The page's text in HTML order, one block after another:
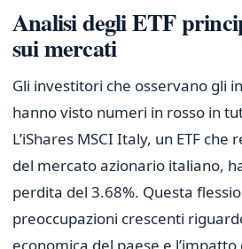
Analisi degli ETF
sui mercati
Gli investitori che osservano gli
hanno visto numeri in rosso in
L’iShares MSCI Italy, un ETF che
del mercato azionario italiano,
perdita del 3.68%. Questa
preoccupazioni crescenti